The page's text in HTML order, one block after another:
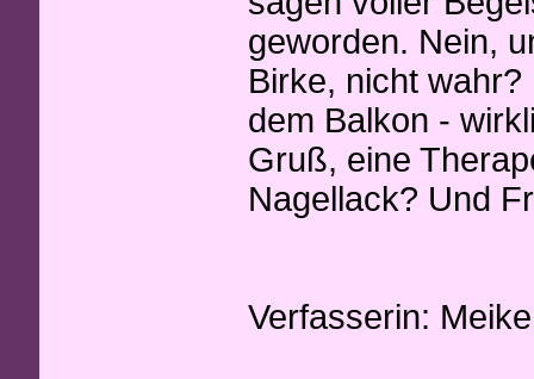
geworden. Nein,
Birke, nicht
dem Balkon -
Gruß, eine
Nagellack? Und
Verfasserin: